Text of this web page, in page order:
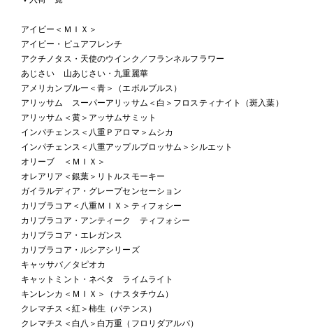
アイビー＜ＭＩＸ＞
アイビー・ピュアフレンチ
アクチノタス・天使のウインク／フランネルフラワー
あじさい 山あじさい・九重麗華
アメリカンブルー＜青＞（エボルブルス）
アリッサム スーパーアリッサム＜白＞フロスティナイト（斑入葉）
アリッサム＜黄＞アッサムサミット
インパチェンス＜八重Ｐアロマ＞ムシカ
インパチェンス＜八重アップルブロッサム＞シルエット
オリーブ ＜ＭＩＸ＞
オレアリア＜銀葉＞リトルスモーキー
ガイラルディア・グレープセンセーション
カリブラコア＜八重ＭＩＸ＞ティフォシー
カリブラコア・アンティーク ティフォシー
カリブラコア・エレガンス
カリブラコア・ルシアシリーズ
キャッサバ／タピオカ
キャットミント・ネペタ ライムライト
キンレンカ＜ＭＩＸ＞（ナスタチウム）
クレマチス＜紅＞柿生（パテンス）
クレマチス＜白八＞白万重（フロリダアルバ）